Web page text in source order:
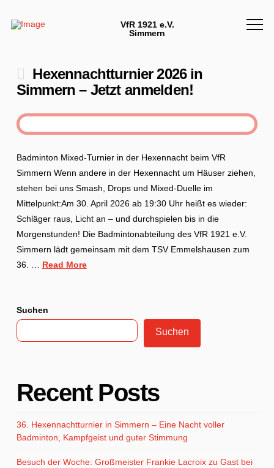
VfR 1921 e.V.
Simmern
Hexennachtturnier 2026 in
Simmern – Jetzt anmelden!
Badminton Mixed-Turnier in der Hexennacht beim VfR
Simmern Wenn andere in der Hexennacht um Häuser ziehen,
stehen bei uns Smash, Drops und Mixed-Duelle im
Mittelpunkt:Am 30. April 2026 ab 19:30 Uhr heißt es wieder:
Schläger raus, Licht an – und durchspielen bis in die
Morgenstunden! Die Badmintonabteilung des VfR 1921 e.V.
Simmern lädt gemeinsam mit dem TSV Emmelshausen zum
36. … Read More
Suchen
Suchen
Recent Posts
36. Hexennachtturnier in Simmern – Eine Nacht voller
Badminton, Kampfgeist und guter Stimmung
Besuch der Woche: Großmeister Frankie Lacroix zu Gast bei